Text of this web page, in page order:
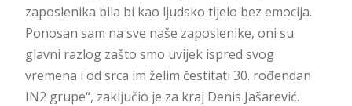
zaposlenika bila bi kao ljudsko tijelo bez emocija.
Ponosan sam na sve naše zaposlenike, oni su
glavni razlog zašto smo uvijek ispred svog
vremena i od srca im želim čestitati 30. rođendan
IN2 grupe“, zaključio je za kraj Denis Jašarević.